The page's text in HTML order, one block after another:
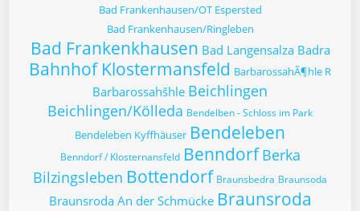
Bad Frankenhausen/OT Espersted
Bad Frankenhausen/Ringleben
Bad Frankenkhausen Bad Langensalza Badra
Bahnhof Klostermansfeld BarbarossahÃ¶hle R
Barbarossahšhle Beichlingen
Beichlingen/Kölleda Bendelben - Schloss im Park
Bendeleben Kyffhäuser Bendeleben
Benndorf / Klosternansfeld Benndorf Berka
Bilzingsleben Bottendorf Braunsbedra Braunsoda
Braunsroda An der Schmücke Braunsroda